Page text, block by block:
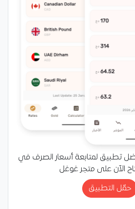
تطبيق لمتابعة أسعار الصرف في
الآن على متجر غوغل
حمّل التطبيق